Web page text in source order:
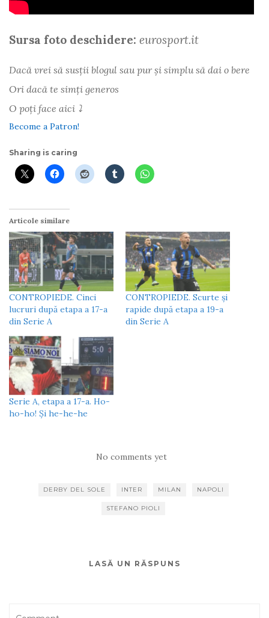
Sursa foto deschidere: eurosport.it
Dacă vrei să susții blogul sau pur și simplu să dai o bere
Ori dacă te simți generos
O poți face aici ⤵
Become a Patron!
Sharing is caring
Articole similare
CONTROPIEDE. Cinci
lucruri după etapa a 17-a
din Serie A
CONTROPIEDE. Scurte și
rapide după etapa a 19-a
din Serie A
Serie A, etapa a 17-a. Ho-
ho-ho! Și he-he-he
No comments yet
DERBY DEL SOLE INTER MILAN NAPOLI
STEFANO PIOLI
LASĂ UN RĂSPUNS